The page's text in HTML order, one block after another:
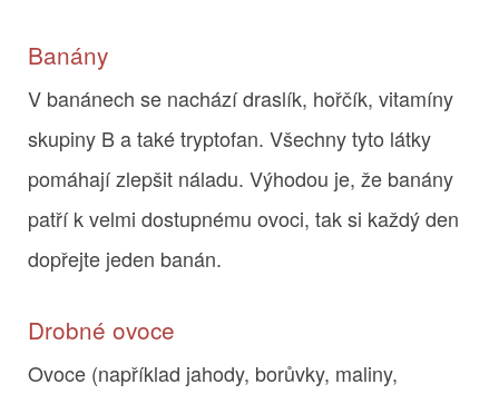
Banány
V banánech se nachází draslík, hořčík, vitamíny
skupiny B a také tryptofan. Všechny tyto látky
pomáhají zlepšit náladu. Výhodou je, že banány
patří k velmi dostupnému ovoci, tak si každý den
dopřejte jeden banán.
Drobné ovoce
Ovoce (například jahody, borůvky, maliny,